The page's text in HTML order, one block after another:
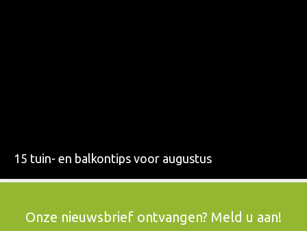
15 tuin- en balkontips voor augustus
Onze nieuwsbrief ontvangen? Meld u aan!